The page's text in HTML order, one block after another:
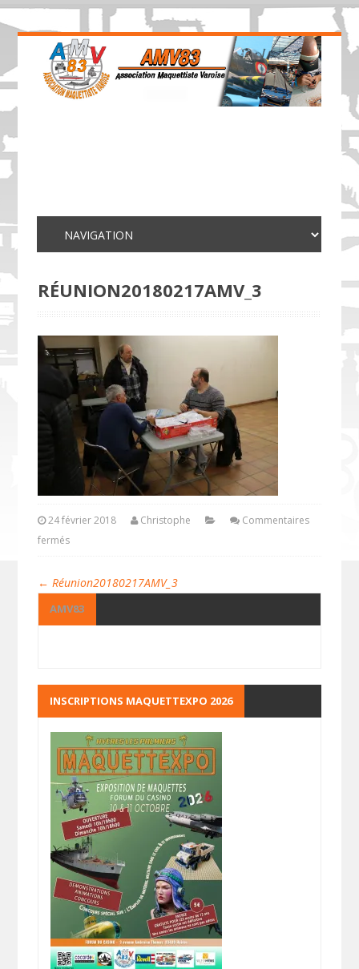
RÉUNION20180217AMV_3
24 février 2018 Christophe
Commentaires
fermés
← Réunion20180217AMV_3
AMV83
INSCRIPTIONS MAQUETTEXPO 2026